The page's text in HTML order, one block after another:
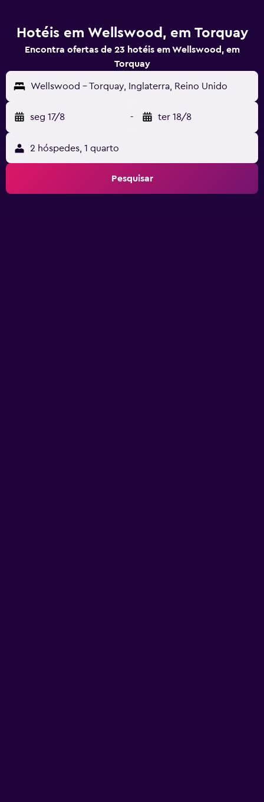
Hotéis em Wellswood, em Torquay
Encontra ofertas de 23 hotéis em Wellswood, em
Torquay
Wellswood - Torquay, Inglaterra, Reino Unido
seg 17/8 - ter 18/8
2 hóspedes, 1 quarto
Pesquisar